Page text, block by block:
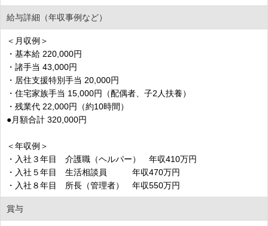
給与詳細（年収事例など）
＜月収例＞
・基本給 220,000円
・諸手当 43,000円
・居住支援特別手当 20,000円
・住宅家族手当 15,000円（配偶者、子2人扶養）
・残業代 22,000円（約10時間）
●月額合計 320,000円
＜年収例＞
・入社３年目 介護職（ヘルパー） 年収410万円
・入社５年目 生活相談員 年収470万円
・入社８年目 所長（管理者） 年収550万円
賞与